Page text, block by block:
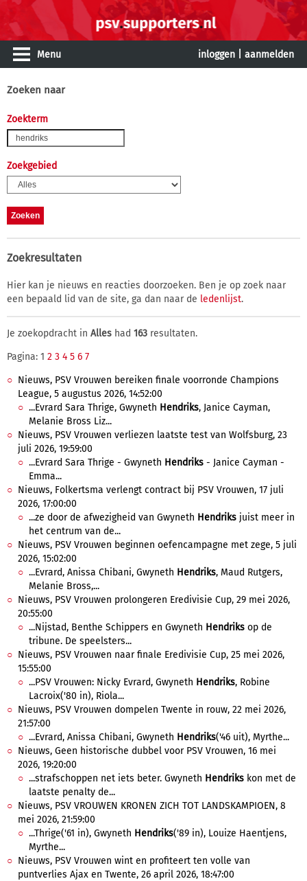
Menu inloggen aanmelden
Zoeken naar
Zoekterm
Zoekgebied
Zoekresultaten
Hier kan je nieuws en reacties doorzoeken. Ben je op zoek naar
een bepaald lid van de site, ga dan naar de ledenlijst.
Je zoekopdracht in Alles had 163 resultaten.
Pagina: 1 2 3 4 5 6 7
Nieuws, PSV Vrouwen bereiken finale voorronde Champions
League, 5 augustus 2026, 14:52:00
...Evrard Sara Thrige, Gwyneth Hendriks, Janice Cayman,
Melanie Bross Liz...
Nieuws, PSV Vrouwen verliezen laatste test van Wolfsburg, 23
juli 2026, 19:59:00
...Evrard Sara Thrige - Gwyneth Hendriks - Janice Cayman -
Emma...
Nieuws, Folkertsma verlengt contract bij PSV Vrouwen, 17 juli
2026, 17:00:00
...ze door de afwezigheid van Gwyneth Hendriks juist meer in
het centrum van de...
Nieuws, PSV Vrouwen beginnen oefencampagne met zege, 5 juli
2026, 15:02:00
...Evrard, Anissa Chibani, Gwyneth Hendriks, Maud Rutgers,
Melanie Bross,...
Nieuws, PSV Vrouwen prolongeren Eredivisie Cup, 29 mei 2026,
20:55:00
...Nijstad, Benthe Schippers en Gwyneth Hendriks op de
tribune. De speelsters...
Nieuws, PSV Vrouwen naar finale Eredivisie Cup, 25 mei 2026,
15:55:00
...PSV Vrouwen: Nicky Evrard, Gwyneth Hendriks, Robine
Lacroix('80 in), Riola...
Nieuws, PSV Vrouwen dompelen Twente in rouw, 22 mei 2026,
21:57:00
...Evrard, Anissa Chibani, Gwyneth Hendriks('46 uit), Myrthe...
Nieuws, Geen historische dubbel voor PSV Vrouwen, 16 mei
2026, 19:20:00
...strafschoppen net iets beter. Gwyneth Hendriks kon met de
laatste penalty de...
Nieuws, PSV VROUWEN KRONEN ZICH TOT LANDSKAMPIOEN, 8
mei 2026, 21:59:00
...Thrige('61 in), Gwyneth Hendriks('89 in), Louize Haentjens,
Myrthe...
Nieuws, PSV Vrouwen wint en profiteert ten volle van
puntverlies Ajax en Twente, 26 april 2026, 18:47:00